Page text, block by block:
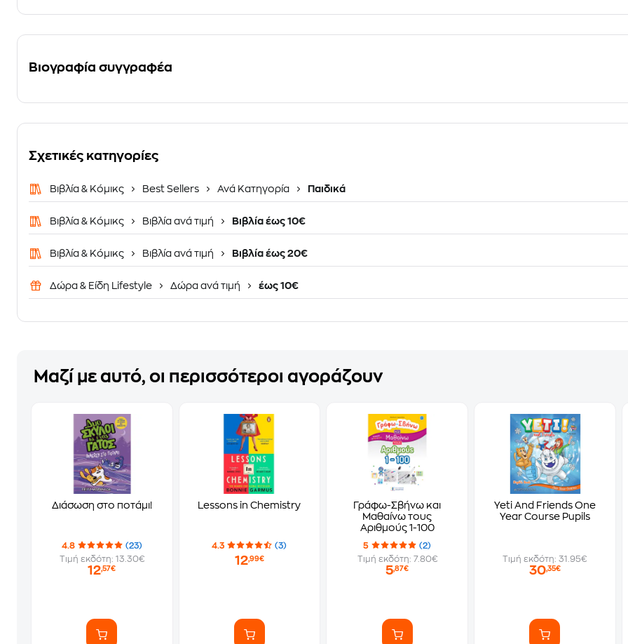
Βιογραφία συγγραφέα
Σχετικές κατηγορίες
Βιβλία & Κόμικς Best Sellers Ανά Κατηγορία Παιδικά
Βιβλία & Κόμικς Βιβλία ανά τιμή Βιβλία έως 10€
Βιβλία & Κόμικς Βιβλία ανά τιμή Βιβλία έως 20€
Δώρα & Είδη Lifestyle Δώρα ανά τιμή έως 10€
Μαζί με αυτό, οι περισσότεροι αγοράζουν
Διάσωση στο ποτάμι!
4.8
(23)
Τιμή εκδότη: 13.30€
12,57€
Lessons in Chemistry
4.3 (3)
12,99€
Γράφω-Σβήνω και
Μαθαίνω τους
Αριθμούς 1-100
5
(2)
Τιμή εκδότη: 7.80€
5,87€
Yeti And Friends One
Year Course Pupils
Τιμή εκδότη: 31.95€
30,35€